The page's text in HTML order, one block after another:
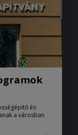
és
a városban